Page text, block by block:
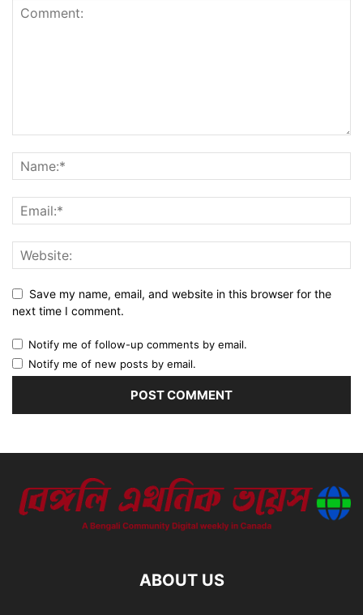
Save my name, email, and website in this browser for the
next time I comment.
Notify me of follow-up comments by email.
Notify me of new posts by email.
ABOUT US